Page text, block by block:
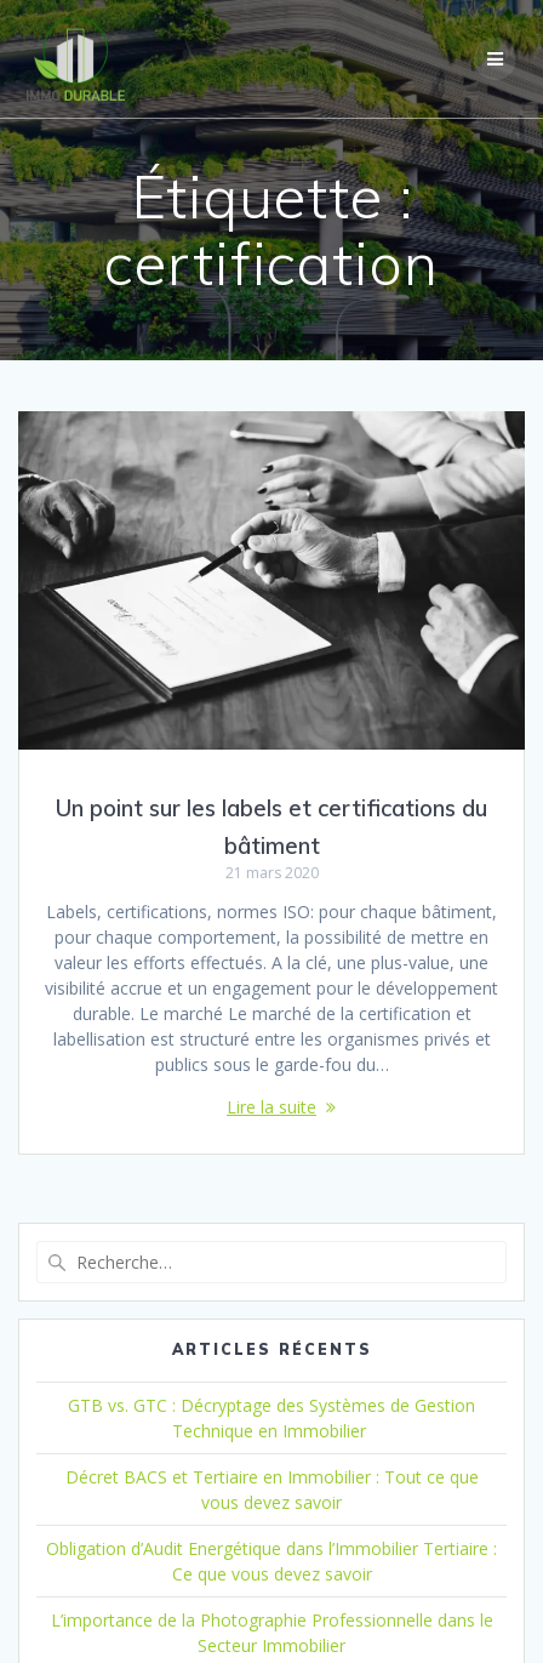
Passer
au
contenu
Étiquette :
certification
Un point sur les labels et certifications du
bâtiment
21 mars 2020
Labels, certifications, normes ISO: pour chaque bâtiment,
pour chaque comportement, la possibilité de mettre en
valeur les efforts effectués. A la clé, une plus-value, une
visibilité accrue et un engagement pour le développement
durable. Le marché Le marché de la certification et
labellisation est structuré entre les organismes privés et
publics sous le garde-fou du…
Lire la suite
:
ARTICLES RÉCENTS
GTB vs. GTC : Décryptage des Systèmes de Gestion
Technique en Immobilier
Décret BACS et Tertiaire en Immobilier : Tout ce que
vous devez savoir
Obligation d’Audit Energétique dans l’Immobilier Tertiaire :
Ce que vous devez savoir
L’importance de la Photographie Professionnelle dans le
Secteur Immobilier